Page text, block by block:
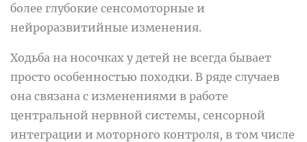
более глубокие сенсомоторные и
нейроразвитийные изменения.
Ходьба на носочках у детей не всегда бывает
просто особенностью походки. В ряде случаев
она связана с изменениями в работе
центральной нервной системы, сенсорной
интеграции и моторного контроля, в том числе